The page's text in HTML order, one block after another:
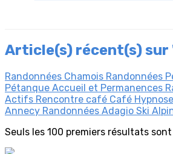
Article(s) récent(s) sur
Randonnées Chamois Randonnées
Pétanque Accueil et Permanences
Actifs Rencontre café Café Hypnose
Annecy Randonnées Adagio Ski
Seuls les 100 premiers résultats